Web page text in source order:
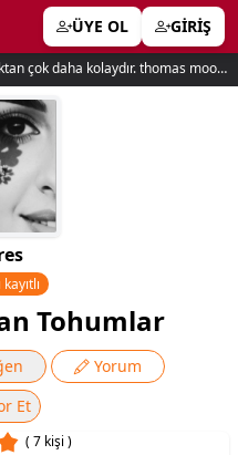
ÜYE OL GİRİŞ
En iyi yolu bulmak, en kötüsünü bulmaktan çok daha kolaydır. thomas moore
Tohumlar
Yorum
Et
( 7 kişi )